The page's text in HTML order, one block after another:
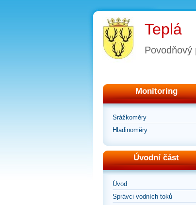
Teplá
Povodňový
Monitoring
Srážkoměry
Hladinoměry
Úvodní část
Úvod
Správci vodních toků